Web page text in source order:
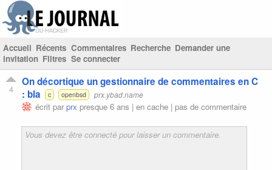
Accueil Récents Commentaires Recherche Demander une
invitation Filtres Se connecter
4
On décortique un gestionnaire de commentaires en C
: bla
c openbsd prx.ybad.name
écrit parprx presque 6 ans | en cache | pas de commentaire